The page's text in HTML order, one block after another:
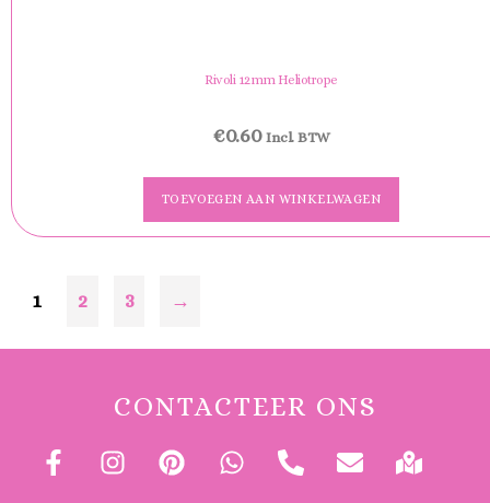
Rivoli 12mm Heliotrope
€0.60 Incl. BTW
TOEVOEGEN AAN WINKELWAGEN
1 2 3 →
CONTACTEER ONS